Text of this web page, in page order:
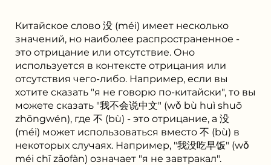
Китайское слово 没 (méi) имеет несколько
значений, но наиболее распространенное -
это отрицание или отсутствие. Оно
используется в контексте отрицания или
отсутствия чего-либо. Например, если вы
хотите сказать "я не говорю по-китайски", то вы
можете сказать "我不会说中文" (wǒ bù huì shuō
zhōngwén), где 不 (bù) - это отрицание, а 没
(méi) может использоваться вместо 不 (bù) в
некоторых случаях. Например, "我没吃早饭" (wǒ
méi chī zǎofàn) означает "я не завтракал".